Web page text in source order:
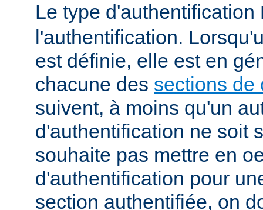
Le type d'authentification
l'authentification.
est définie, elle est en
chacune des sections de
suivent, à moins qu'un
d'authentification ne soit
souhaite pas mettre en
d'authentification pour
section authentifiée, on